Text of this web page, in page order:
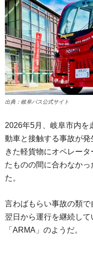
出典：岐阜バス公式サイト
2026年5月、岐阜市内を
動車と接触する事故が
きた軽貨物にオペレー
たものの間に合わなか
た。
言わばもらい事故の類で
翌日から運行を継続し
「ARMA」のようだ。